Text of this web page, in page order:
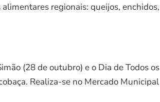
regionais: queijos, enchidos,
(28 de outubro) e o Dia de Todos os
Realiza-se no Mercado Municipal